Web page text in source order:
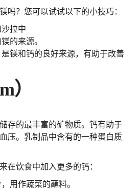
吗？您可以试试以下的小技巧：
拉中
的来源。
镁和钙的良好来源，有助于改善
）
存的最丰富的矿物质。钙有助于
压。乳制品中含有的一种蛋白质
在饮食中加入更多的钙：
用作蔬菜的蘸料。